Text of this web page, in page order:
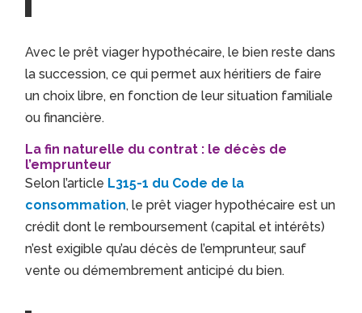
Avec le prêt viager hypothécaire, le bien reste dans
la succession, ce qui permet aux héritiers de faire
un choix libre, en fonction de leur situation familiale
ou financière.
La fin naturelle du contrat : le décès de
l’emprunteur
Selon l’article L315-1 du Code de la
consommation, le prêt viager hypothécaire est un
crédit dont le remboursement (capital et intérêts)
n’est exigible qu’au décès de l’emprunteur, sauf
vente ou démembrement anticipé du bien.